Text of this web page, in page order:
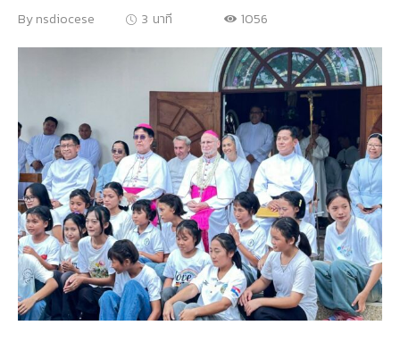
Bynsdiocese 3 นาที 1056